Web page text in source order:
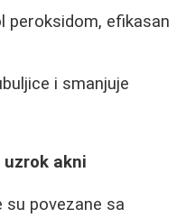
peroksidom, efikasan
i smanjuje
akni
su povezane sa